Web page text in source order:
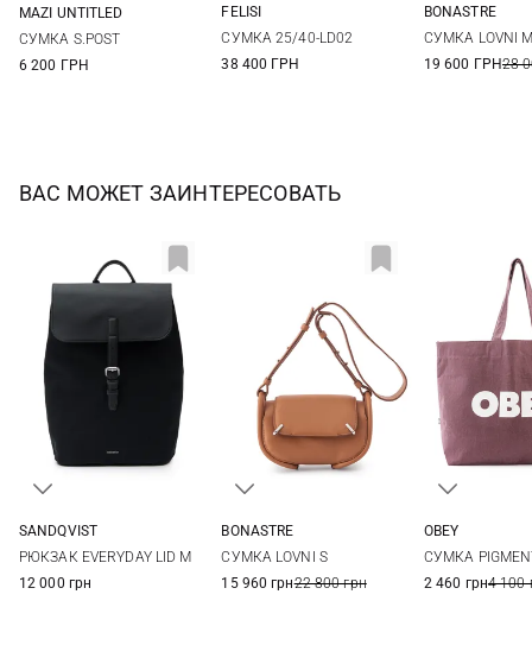
MAZI UNTITLED
СУМКА S.POST
6 200 ГРН
FELISI
СУМКА 25/40-LD02
38 400 ГРН
BONASTRE
СУМКА LOVNI
19 600 ГРН28
ВАС МОЖЕТ ЗАИНТЕРЕСОВАТЬ
SANDQVIST
РЮКЗАК EVERYDAY LID M
12 000 грн
BONASTRE
СУМКА LOVNI S
15 960 грн22 800 грн
OBEY
СУМКА
2 460 грн4 100